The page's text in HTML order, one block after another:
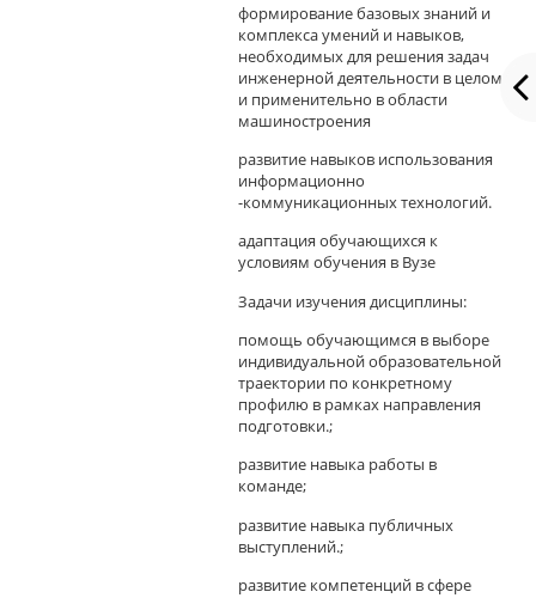
формирование базовых знаний и
комплекса умений и навыков,
необходимых для решения задач
инженерной деятельности в целом
и применительно в области
машиностроения
развитие навыков использования
информационно
-коммуникационных технологий.
адаптация обучающихся к
условиям обучения в Вузе
Задачи изучения дисциплины:
помощь обучающимся в выборе
индивидуальной образовательной
траектории по конкретному
профилю в рамках направления
подготовки.;
развитие навыка работы в
команде;
развитие навыка публичных
выступлений.;
развитие компетенций в сфере